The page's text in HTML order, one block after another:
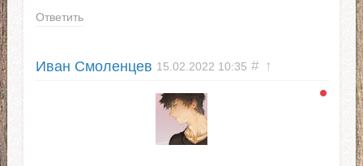
Ответить
Иван Смоленцев 15.02.2022 10:35 # ↑